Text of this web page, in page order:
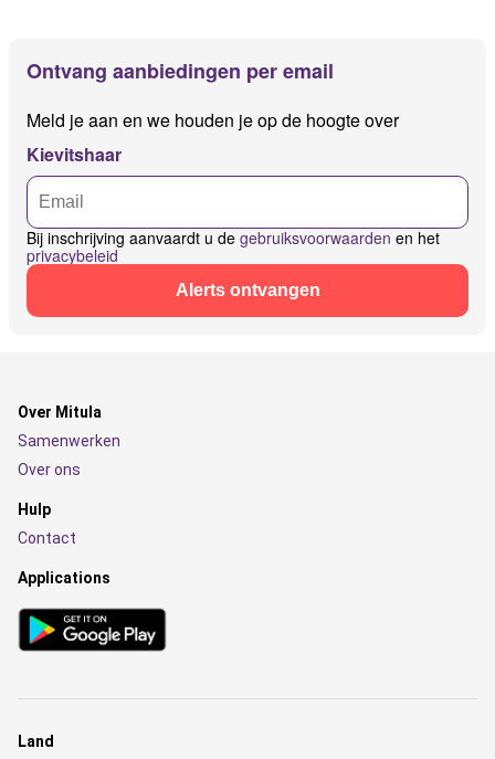
Ontvang aanbiedingen per email
Meld je aan en we houden je op de hoogte over
Kievitshaar
Bij inschrijving aanvaardt u de gebruiksvoorwaarden en het
privacybeleid
Alerts ontvangen
Over Mitula
Samenwerken
Over ons
Hulp
Contact
Applications
Land